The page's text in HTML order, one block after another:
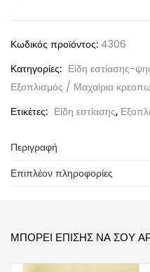
Κωδικός προϊόντος: 4306
Κατηγορίες: Είδη εστίασης-
Εξοπλισμός / Μαχαίρια
Ετικέτες: Είδη εστίασης,
Περιγραφή
Επιπλέον πληροφορίες
ΜΠΟΡΕΊ ΕΠΊΣΗΣ ΝΑ ΣΟΥ